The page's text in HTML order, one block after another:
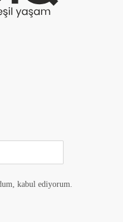
kabul ediyorum.